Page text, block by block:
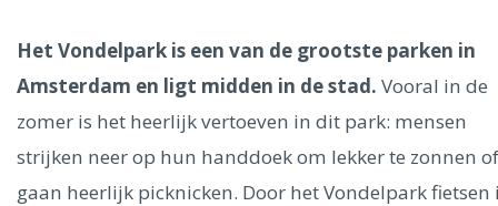
Ålesund
Parijs Tokio Amsterdam Barcelona Dubai
Milaan
Het Vondelpark is een van de grootste parken in
Amsterdam en ligt midden in de stad. Vooral in de
zomer is het heerlijk vertoeven in dit park: mensen
strijken neer op hun handdoek om lekker te zonnen of
gaan heerlijk picknicken. Door het Vondelpark fietsen